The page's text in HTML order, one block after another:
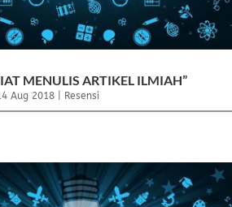
MENULIS ARTIKEL ILMIAH”
Aug 2018 Resensi